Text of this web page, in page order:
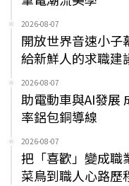
2026-08-07
開放世界音速小子
給新鮮人的求職建
2026-08-07
助電動車與AI發展
率鋁包銅導線
2026-08-07
把「喜歡」變成職
菜鳥到職人心路歷